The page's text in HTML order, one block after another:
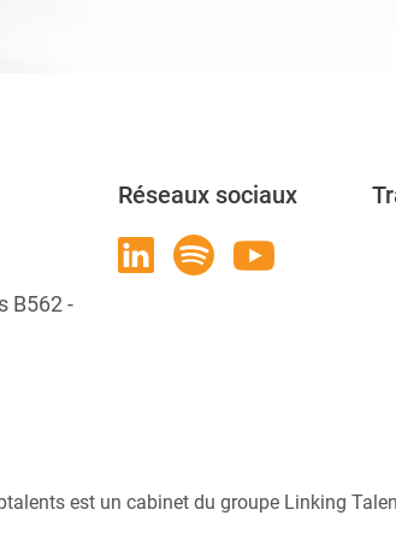
B562 -
Réseaux sociaux
est un cabinet du groupe Linking